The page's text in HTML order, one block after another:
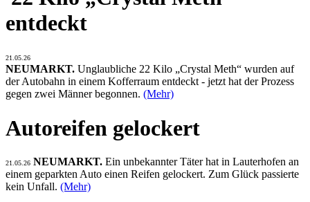
entdeckt
21.05.26
NEUMARKT. Unglaubliche 22 Kilo „Crystal Meth“ wurden auf
der Autobahn in einem Kofferraum entdeckt - jetzt hat der Prozess
gegen zwei Männer begonnen. (Mehr)
Autoreifen gelockert
21.05.26 NEUMARKT. Ein unbekannter Täter hat in Lauterhofen an
einem geparkten Auto einen Reifen gelockert. Zum Glück passierte
kein Unfall. (Mehr)